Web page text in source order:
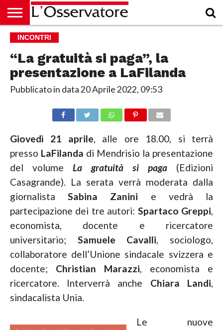
HOME
CULTURA
ECONOMIA
RUBRICHE
ARCHIVIO
PODCAST
ABBONAMENTO
CHI
ACCEDI
INCONTRI
“La gratuità si paga”, la
presentazione a LaFilanda
Pubblicato in data20 Aprile 2022, 09:53
Giovedì 21 aprile, alle ore 18.00, si terrà
presso LaFilanda di Mendrisio la presentazione
del volume La gratuità si paga (Edizioni
Casagrande). La serata verrà moderata dalla
giornalista Sabina Zanini e vedrà la
partecipazione dei tre autori: Spartaco Greppi,
economista, docente e ricercatore
universitario; Samuele Cavalli, sociologo,
collaboratore dell’Unione sindacale svizzera e
docente; Christian Marazzi, economista e
ricercatore. Interverrà anche Chiara Landi,
sindacalista Unia.
Le nuove